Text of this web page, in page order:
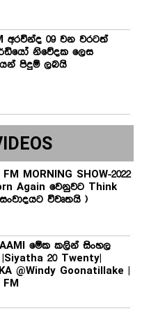
අරවින්ද 09 වන වරටත්
නිවේදක ලෙස
පිදුම් ලබයි
MORNING SHOW-2022
Again වෙනුවට Think
විවෘතයි )
මේක කලින් සිංහල
20 Twenty|
@Windy Goonatillake |
FM